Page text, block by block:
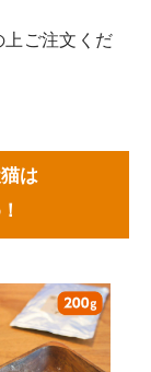
上ご注文くだ
は